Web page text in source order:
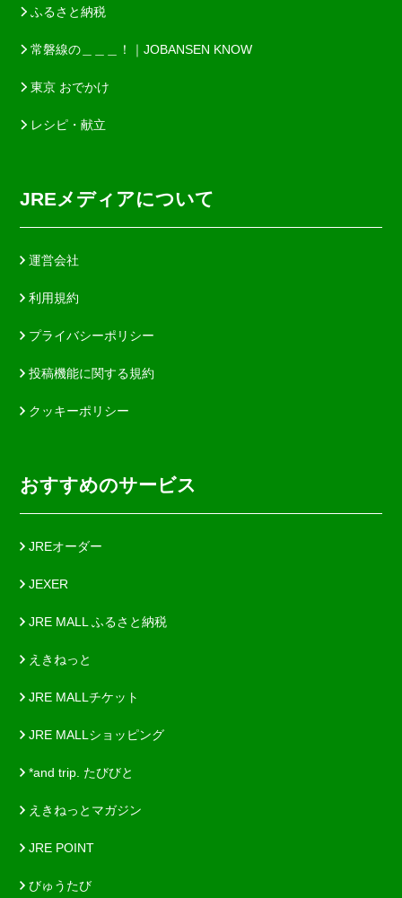
ふるさと納税
常磐線の＿＿＿！｜JOBANSEN KNOW
東京 おでかけ
レシピ・献立
JREメディアについて
運営会社
利用規約
プライバシーポリシー
投稿機能に関する規約
クッキーポリシー
おすすめのサービス
JREオーダー
JEXER
JRE MALL ふるさと納税
えきねっと
JRE MALLチケット
JRE MALLショッピング
*and trip. たびびと
えきねっとマガジン
JRE POINT
びゅうたび